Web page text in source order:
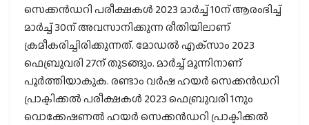
സെക്കൻഡറി പരീക്ഷകൾ 2023 മാർച്ച് 10ന് ആരംഭിച്ച്
മാർച്ച് 30ന് അവസാനിക്കുന്ന രീതിയിലാണ്
ക്രമീകരിച്ചിരിക്കുന്നത്. മോഡൽ എക്‌സാം 2023
ഫെബ്രുവരി 27ന് തുടങ്ങും. മാർച്ച് മൂന്നിനാണ്
പൂർത്തിയാകുക. രണ്ടാം വർഷ ഹയർ സെക്കൻഡറി
പ്രാക്ടിക്കൽ പരീക്ഷകൾ 2023 ഫെബ്രുവരി 1നും
വൊക്കേഷണൽ ഹയർ സെക്കൻഡറി പ്രാക്ടിക്കൽ